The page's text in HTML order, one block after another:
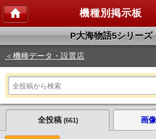
機種別掲示板
P大海物語5シリーズ
＜機種データ・設置店
全投稿 (661) 画